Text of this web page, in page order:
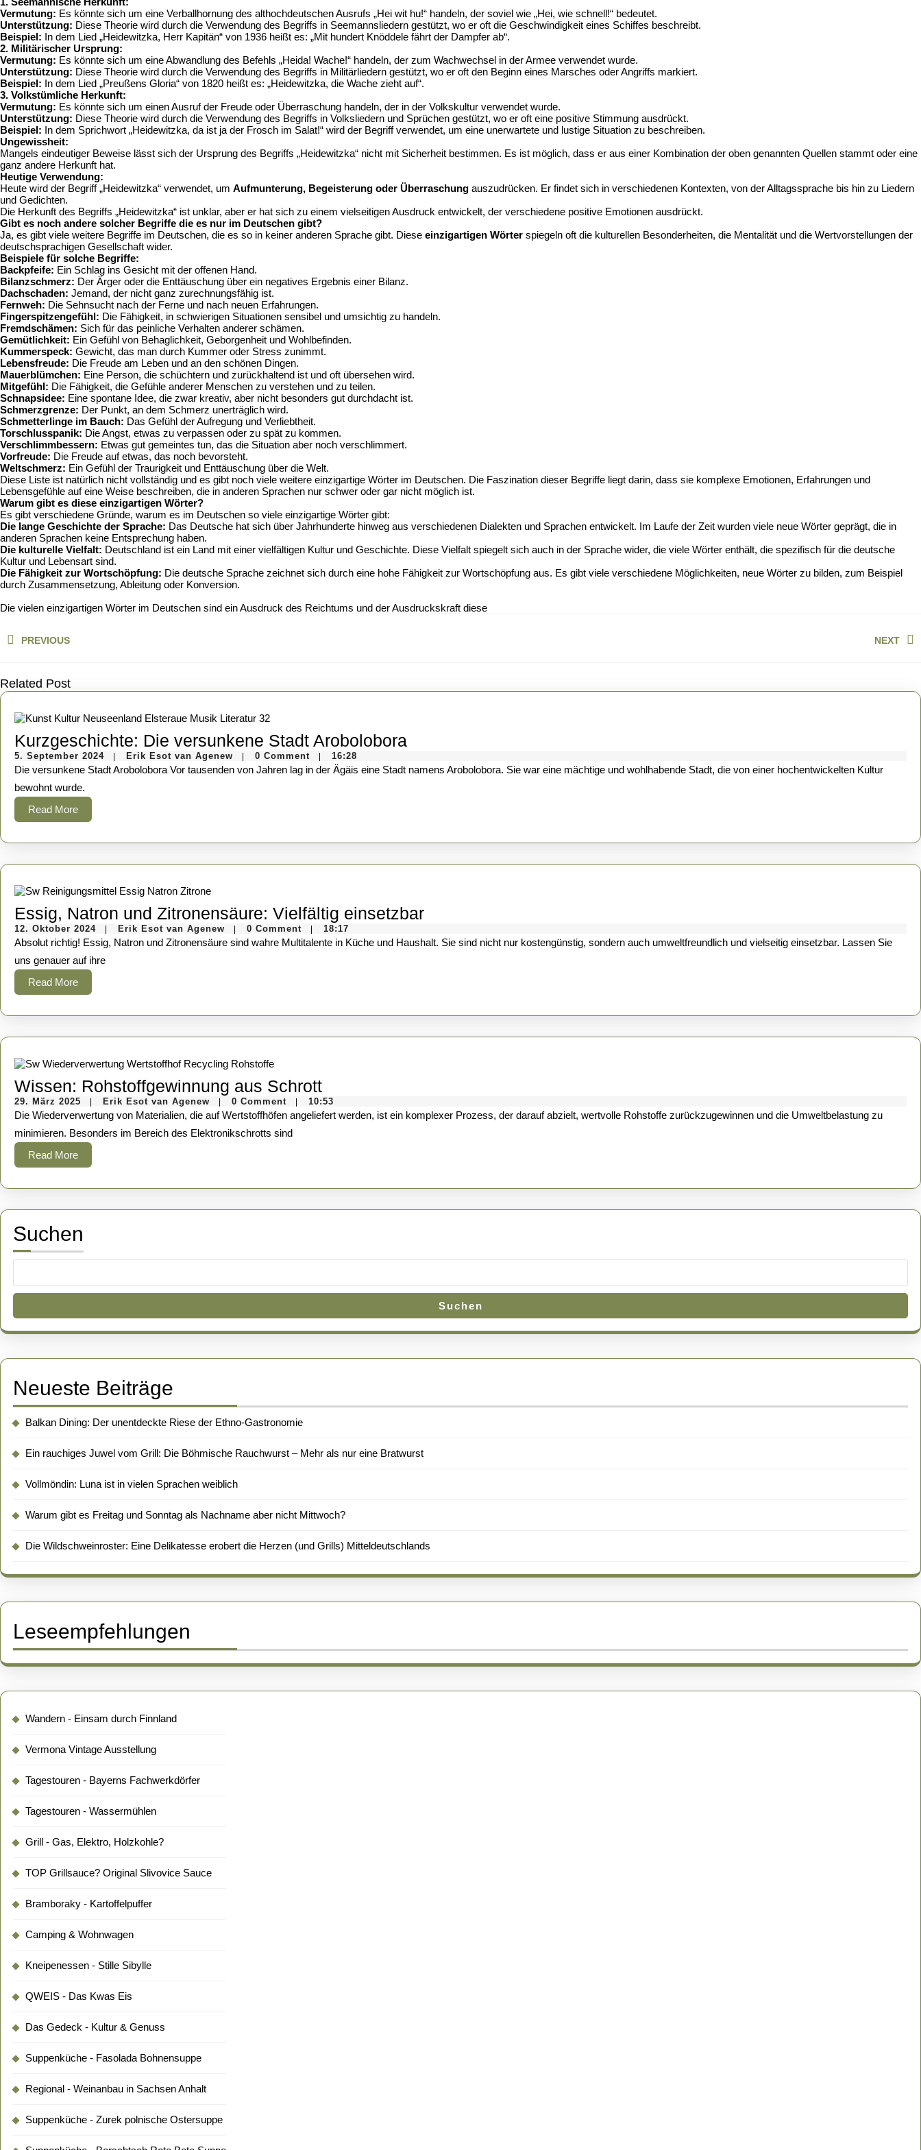
Vermutung: Es könnte sich um eine Verballhornung des althochdeutschen Ausrufs „Hei wit hu!“ handeln, der soviel wie „Hei, wie schnell!“ bedeutet.
Unterstützung: Diese Theorie wird durch die Verwendung des Begriffs in Seemannsliedern gestützt, wo er oft die Geschwindigkeit eines Schiffes beschreibt.
Beispiel: In dem Lied „Heidewitzka, Herr Kapitän“ von 1936 heißt es: „Mit hundert Knöddele fährt der Dampfer ab“.
2. Militärischer Ursprung:
Vermutung: Es könnte sich um eine Abwandlung des Befehls „Heida! Wache!“ handeln, der zum Wachwechsel in der Armee verwendet wurde.
Unterstützung: Diese Theorie wird durch die Verwendung des Begriffs in Militärliedern gestützt, wo er oft den Beginn eines Marsches oder Angriffs markiert.
Beispiel: In dem Lied „Preußens Gloria“ von 1820 heißt es: „Heidewitzka, die Wache zieht auf“.
3. Volkstümliche Herkunft:
Vermutung: Es könnte sich um einen Ausruf der Freude oder Überraschung handeln, der in der Volkskultur verwendet wurde.
Unterstützung: Diese Theorie wird durch die Verwendung des Begriffs in Volksliedern und Sprüchen gestützt, wo er oft eine positive Stimmung ausdrückt.
Beispiel: In dem Sprichwort „Heidewitzka, da ist ja der Frosch im Salat!“ wird der Begriff verwendet, um eine unerwartete und lustige Situation zu beschreiben.
Ungewissheit:
Mangels eindeutiger Beweise lässt sich der Ursprung des Begriffs „Heidewitzka“ nicht mit Sicherheit bestimmen. Es ist möglich, dass er aus einer Kombination der oben genannten Quellen stammt oder eine
ganz andere Herkunft hat.
Heutige Verwendung:
Heute wird der Begriff „Heidewitzka“ verwendet, um Aufmunterung, Begeisterung oder Überraschung auszudrücken. Er findet sich in verschiedenen Kontexten, von der Alltagssprache bis hin zu Liedern
und Gedichten.
Die Herkunft des Begriffs „Heidewitzka“ ist unklar, aber er hat sich zu einem vielseitigen Ausdruck entwickelt, der verschiedene positive Emotionen ausdrückt.
Gibt es noch andere solcher Begriffe die es nur im Deutschen gibt?
Ja, es gibt viele weitere Begriffe im Deutschen, die es so in keiner anderen Sprache gibt. Diese einzigartigen Wörter spiegeln oft die kulturellen Besonderheiten, die Mentalität und die Wertvorstellungen der
deutschsprachigen Gesellschaft wider.
Beispiele für solche Begriffe:
Backpfeife: Ein Schlag ins Gesicht mit der offenen Hand.
Bilanzschmerz: Der Ärger oder die Enttäuschung über ein negatives Ergebnis einer Bilanz.
Dachschaden: Jemand, der nicht ganz zurechnungsfähig ist.
Fernweh: Die Sehnsucht nach der Ferne und nach neuen Erfahrungen.
Fingerspitzengefühl: Die Fähigkeit, in schwierigen Situationen sensibel und umsichtig zu handeln.
Fremdschämen: Sich für das peinliche Verhalten anderer schämen.
Gemütlichkeit: Ein Gefühl von Behaglichkeit, Geborgenheit und Wohlbefinden.
Kummerspeck: Gewicht, das man durch Kummer oder Stress zunimmt.
Lebensfreude: Die Freude am Leben und an den schönen Dingen.
Mauerblümchen: Eine Person, die schüchtern und zurückhaltend ist und oft übersehen wird.
Mitgefühl: Die Fähigkeit, die Gefühle anderer Menschen zu verstehen und zu teilen.
Schnapsidee: Eine spontane Idee, die zwar kreativ, aber nicht besonders gut durchdacht ist.
Schmerzgrenze: Der Punkt, an dem Schmerz unerträglich wird.
Schmetterlinge im Bauch: Das Gefühl der Aufregung und Verliebtheit.
Torschlusspanik: Die Angst, etwas zu verpassen oder zu spät zu kommen.
Verschlimmbessern: Etwas gut gemeintes tun, das die Situation aber noch verschlimmert.
Vorfreude: Die Freude auf etwas, das noch bevorsteht.
Weltschmerz: Ein Gefühl der Traurigkeit und Enttäuschung über die Welt.
Diese Liste ist natürlich nicht vollständig und es gibt noch viele weitere einzigartige Wörter im Deutschen. Die Faszination dieser Begriffe liegt darin, dass sie komplexe Emotionen, Erfahrungen und
Lebensgefühle auf eine Weise beschreiben, die in anderen Sprachen nur schwer oder gar nicht möglich ist.
Warum gibt es diese einzigartigen Wörter?
Es gibt verschiedene Gründe, warum es im Deutschen so viele einzigartige Wörter gibt:
Die lange Geschichte der Sprache: Das Deutsche hat sich über Jahrhunderte hinweg aus verschiedenen Dialekten und Sprachen entwickelt. Im Laufe der Zeit wurden viele neue Wörter geprägt, die in
anderen Sprachen keine Entsprechung haben.
Die kulturelle Vielfalt: Deutschland ist ein Land mit einer vielfältigen Kultur und Geschichte. Diese Vielfalt spiegelt sich auch in der Sprache wider, die viele Wörter enthält, die spezifisch für die deutsche
Kultur und Lebensart sind.
Die Fähigkeit zur Wortschöpfung: Die deutsche Sprache zeichnet sich durch eine hohe Fähigkeit zur Wortschöpfung aus. Es gibt viele verschiedene Möglichkeiten, neue Wörter zu bilden, zum Beispiel
durch Zusammensetzung, Ableitung oder Konversion.
Die vielen einzigartigen Wörter im Deutschen sind ein Ausdruck des Reichtums und der Ausdruckskraft diese
PREVIOUS
post:
NEXT
Related Post
Kurzgeschichte: Die versunkene Stadt Arobolobora
versunkene
5. September 20245.
September
2024
Erik Esot van Agenew Erik
van
0 Comment 16:28
Die versunkene Stadt Arobolobora Vor tausenden von Jahren lag in der Ägäis eine Stadt namens Arobolobora. Sie war eine mächtige und wohlhabende Stadt, die von einer hochentwickelten Kultur
bewohnt wurde.
Read MoreRead
More
Essig, Natron und Zitronensäure: Vielfältig einsetzbarEssig,
und
einsetzbar
12. Oktober 202412.
Oktober
2024
Erik Esot van Agenew Erik
Esot
van
0 Comment 18:17
Absolut richtig! Essig, Natron und Zitronensäure sind wahre Multitalente in Küche und Haushalt. Sie sind nicht nur kostengünstig, sondern auch umweltfreundlich und vielseitig einsetzbar. Lassen Sie
uns genauer auf ihre
Read MoreRead
More
Wissen: Rohstoffgewinnung aus SchrottWissen:
Rohstoffgewinnung
aus
29. März 2025 29.
März
2025
Erik Esot van Agenew Erik
Esot
van
Agenew
0 Comment 10:53
Die Wiederverwertung von Materialien, die auf Wertstoffhöfen angeliefert werden, ist ein komplexer Prozess, der darauf abzielt, wertvolle Rohstoffe zurückzugewinnen und die Umweltbelastung zu
minimieren. Besonders im Bereich des Elektronikschrotts sind
Read MoreRead
More
Suchen
Suchen
Neueste Beiträge
Balkan Dining: Der unentdeckte Riese der Ethno-Gastronomie
Ein rauchiges Juwel vom Grill: Die Böhmische Rauchwurst – Mehr als nur eine Bratwurst
Vollmöndin: Luna ist in vielen Sprachen weiblich
Warum gibt es Freitag und Sonntag als Nachname aber nicht Mittwoch?
Die Wildschweinroster: Eine Delikatesse erobert die Herzen (und Grills) Mitteldeutschlands
Leseempfehlungen
Wandern - Einsam durch Finnland
Vermona Vintage Ausstellung
Tagestouren - Bayerns Fachwerkdörfer
Tagestouren - Wassermühlen
Grill - Gas, Elektro, Holzkohle?
TOP Grillsauce? Original Slivovice Sauce
Bramboraky - Kartoffelpuffer
Camping & Wohnwagen
Kneipenessen - Stille Sibylle
QWEIS - Das Kwas Eis
Das Gedeck - Kultur & Genuss
Suppenküche - Fasolada Bohnensuppe
Regional - Weinanbau in Sachsen Anhalt
Suppenküche - Zurek polnische Ostersuppe